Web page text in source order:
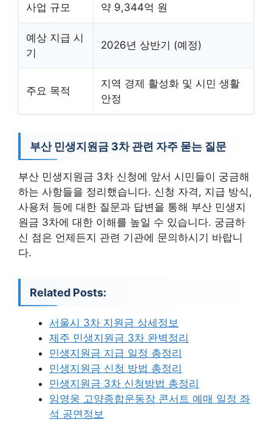
사업 규모 약 9,344억 원
예상 지급 시
기
2026년 상반기 (예정)
주요 목적
지역 경제 활성화 및 시민 생활
안정
부산 민생지원금 3차 관련 자주 묻는 질문
부산 민생지원금 3차 신청에 앞서 시민들이 궁금해
하는 사항들을 정리했습니다. 신청 자격, 지급 방식,
사용처 등에 대한 질문과 답변을 통해 부산 민생지
원금 3차에 대한 이해를 높일 수 있습니다. 궁금하
신 점은 언제든지 관련 기관에 문의하시기 바랍니
다.
Related Posts:
서울시 3차 지원금 상세정보
제주 민생지원금 3차 완벽정리
민생지원금 지급 일정 총정리
민생지원금 신청 방법 총정리
민생지원금 3차 신청방법 총정리
임영웅 고양종합운동장 콘서트 예매 일정 좌
석 공연정보